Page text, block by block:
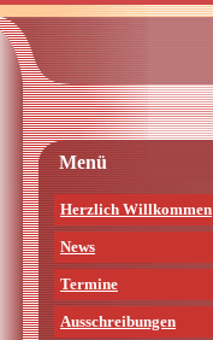
Menü
Herzlich Willkommen
News
Termine
Ausschreibungen